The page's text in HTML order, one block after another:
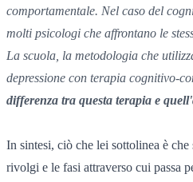
comportamentale. Nel caso del
molti psicologi che affrontano le
La scuola, la metodologia che
depressione con terapia cognitivo-
differenza tra questa terapia e
In sintesi, ciò che lei sottolinea è
rivolgi e le fasi attraverso cui passa